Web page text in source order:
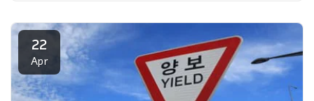
22
Apr